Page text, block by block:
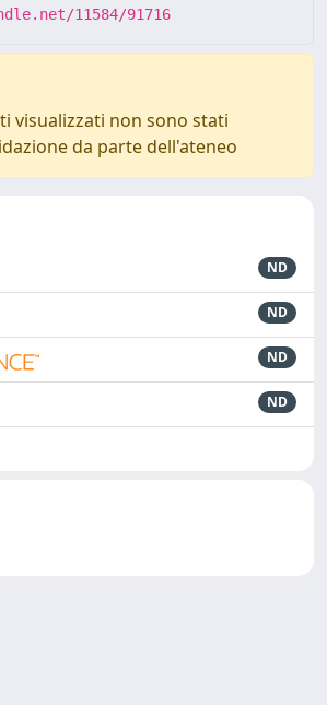
11584/91716
visualizzati non sono stati
da parte dell'ateneo
ND
ND
ND
ND